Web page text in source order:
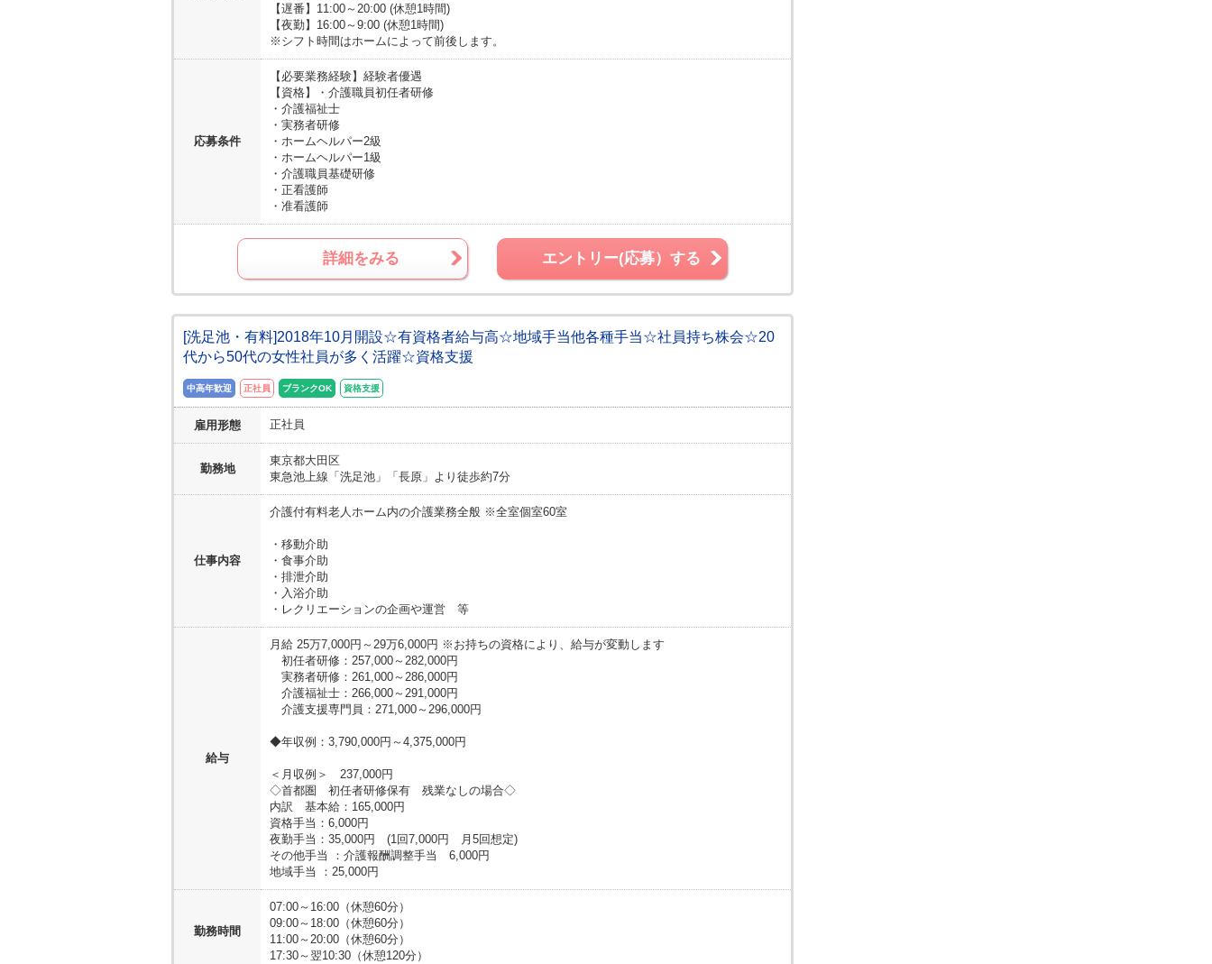
【遅番】11:00～20:00 (休憩1時間)
【夜勤】16:00～9:00 (休憩1時間)
※シフト時間はホームによって前後します。
応募条件
【必要業務経験】 経験者優遇
【資格】
・介護職員初任者研修
・介護福祉士
・実務者研修
・ホームヘルパー2級
・ホームヘルパー1級
・介護職員基礎研修
・正看護師
・准看護師
詳細をみる エントリー(応募）する
[洗足池・有料]2018年10月開設☆有資格者給与高☆地域手当他各種手当☆社員持ち株会☆20
代から50代の女性社員が多く活躍☆資格支援
中高年歓迎 正社員 ブランクOK 資格支援
雇用形態 正社員
勤務地
東京都大田区
東急池上線「洗足池」「長原」より徒歩約7分
仕事内容
介護付有料老人ホーム内の介護業務全般 ※全室個室60室
・移動介助
・食事介助
・排泄介助
・入浴介助
・レクリエーションの企画や運営 等
給与
月給 25万7,000円～29万6,000円 ※お持ちの資格により、給与が変動します
初任者研修：257,000～282,000円
実務者研修：261,000～286,000円
介護福祉士：266,000～291,000円
介護支援専門員：271,000～296,000円
◆年収例：3,790,000円～4,375,000円
＜月収例＞ 237,000円
◇首都圏 初任者研修保有 残業なしの場合◇
内訳 基本給：165,000円
資格手当：6,000円
夜勤手当：35,000円 (1回7,000円 月5回想定)
その他手当 ：介護報酬調整手当 6,000円
地域手当 ：25,000円
勤務時間
07:00～16:00（休憩60分）
09:00～18:00（休憩60分）
11:00～20:00（休憩60分）
17:30～翌10:30（休憩120分）